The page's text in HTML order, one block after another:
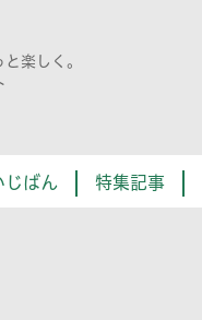
楽しく。
じばん 特集記事